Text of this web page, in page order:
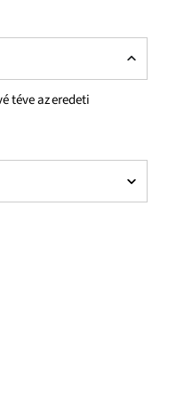
téve az eredeti